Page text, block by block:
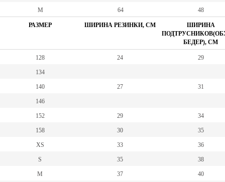
M 64 48
РАЗМЕР ШИРИНА РЕЗИНКИ, СМ
ШИРИНА
БЕДЕР), СМ
128 24 29
134
140 27 31
146
152 29 34
158 30 35
XS 33 36
S 35 38
M 37 40